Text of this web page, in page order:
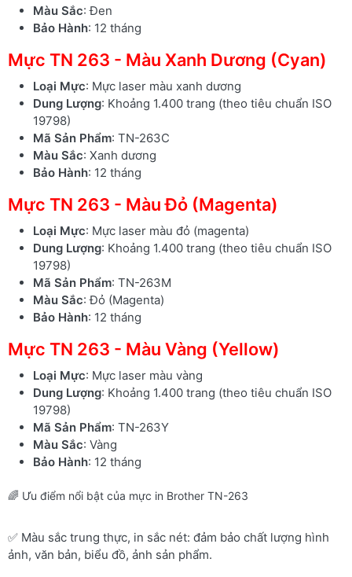
Màu Sắc: Đen
Bảo Hành: 12 tháng
Mực TN 263 - Màu Xanh Dương (Cyan)
Loại Mực: Mực laser màu xanh dương
Dung Lượng: Khoảng 1.400 trang (theo tiêu chuẩn ISO
19798)
Mã Sản Phẩm: TN-263C
Màu Sắc: Xanh dương
Bảo Hành: 12 tháng
Mực TN 263 - Màu Đỏ (Magenta)
Loại Mực: Mực laser màu đỏ (magenta)
Dung Lượng: Khoảng 1.400 trang (theo tiêu chuẩn ISO
19798)
Mã Sản Phẩm: TN-263M
Màu Sắc: Đỏ (Magenta)
Bảo Hành: 12 tháng
Mực TN 263 - Màu Vàng (Yellow)
Loại Mực: Mực laser màu vàng
Dung Lượng: Khoảng 1.400 trang (theo tiêu chuẩn ISO
19798)
Mã Sản Phẩm: TN-263Y
Màu Sắc: Vàng
Bảo Hành: 12 tháng
🌈 Ưu điểm nổi bật của mực in Brother TN-263
✅ Màu sắc trung thực, in sắc nét: đảm bảo chất lượng hình
ảnh, văn bản, biểu đồ, ảnh sản phẩm.